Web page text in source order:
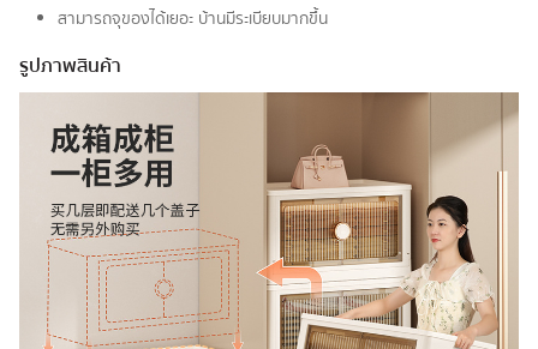
สามารถจุของได้เยอะ บ้านมีระเบียบมากขึ้น
รูปภาพสินค้า